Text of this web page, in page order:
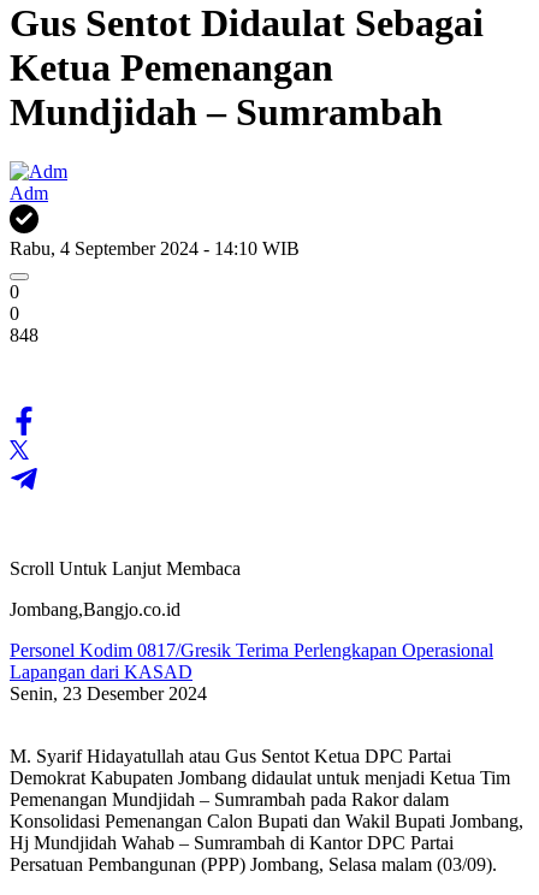
Gus Sentot Didaulat Sebagai
Ketua Pemenangan
Mundjidah – Sumrambah
Adm
Rabu, 4 September 2024 - 14:10 WIB
0
0
848
Scroll Untuk Lanjut Membaca
Jombang,Bangjo.co.id
Personel Kodim 0817/Gresik Terima Perlengkapan Operasional
Lapangan dari KASAD
Senin, 23 Desember 2024
M. Syarif Hidayatullah atau Gus Sentot Ketua DPC Partai
Demokrat Kabupaten Jombang didaulat untuk menjadi Ketua Tim
Pemenangan Mundjidah – Sumrambah pada Rakor dalam
Konsolidasi Pemenangan Calon Bupati dan Wakil Bupati Jombang,
Hj Mundjidah Wahab – Sumrambah di Kantor DPC Partai
Persatuan Pembangunan (PPP) Jombang, Selasa malam (03/09).